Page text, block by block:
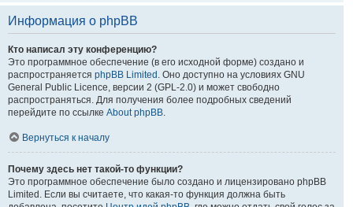
Информация о phpBB
Кто написал эту конференцию?
Это программное обеспечение (в его исходной форме) создано и
распространяется phpBB Limited . Оно доступно на условиях GNU
General Public Licence, версии 2 (GPL-2.0) и может свободно
распространяться. Для получения более подробных сведений
перейдите по ссылке About phpBB.
Вернуться к началу
Почему здесь нет такой-то функции?
Это программное обеспечение было создано и лицензировано phpBB
Limited. Если вы считаете, что какая-то функция должна быть